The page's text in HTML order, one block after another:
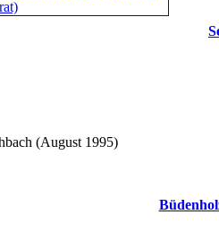
(August 1995)